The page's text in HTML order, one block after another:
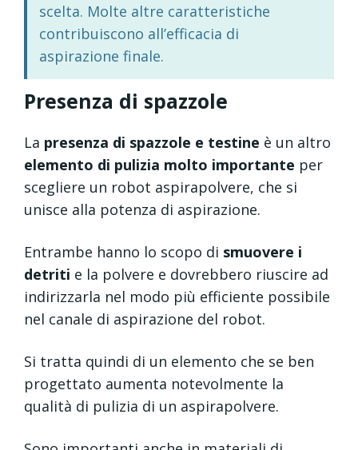
scelta. Molte altre caratteristiche
contribuiscono all’efficacia di
aspirazione finale.
Presenza di spazzole
La presenza di spazzole e testine è un altro
elemento di pulizia molto importante per
scegliere un robot aspirapolvere, che si
unisce alla potenza di aspirazione.
Entrambe hanno lo scopo di smuovere i
detriti e la polvere e dovrebbero riuscire ad
indirizzarla nel modo più efficiente possibile
nel canale di aspirazione del robot.
Si tratta quindi di un elemento che se ben
progettato aumenta notevolmente la
qualità di pulizia di un aspirapolvere.